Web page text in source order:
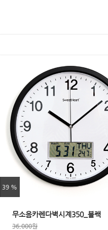
39 %
무소음카렌다벽시계350_블랙
36,000원